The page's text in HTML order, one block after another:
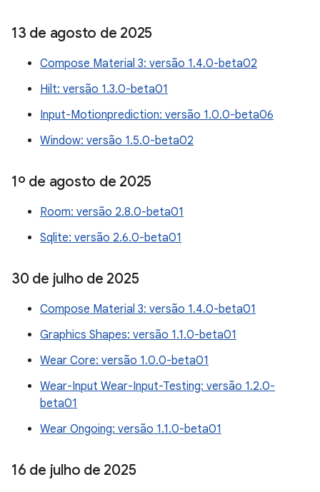
13 de agosto de 2025
Compose Material 3: versão 1.4.0-beta02
Hilt: versão 1.3.0-beta01
Input-Motionprediction: versão 1.0.0-beta06
Window: versão 1.5.0-beta02
1º de agosto de 2025
Room: versão 2.8.0-beta01
Sqlite: versão 2.6.0-beta01
30 de julho de 2025
Compose Material 3: versão 1.4.0-beta01
Graphics Shapes: versão 1.1.0-beta01
Wear Core: versão 1.0.0-beta01
Wear-Input Wear-Input-Testing: versão 1.2.0-
beta01
Wear Ongoing: versão 1.1.0-beta01
16 de julho de 2025